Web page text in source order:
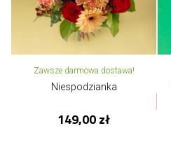
Zawsze darmowa dostawa!
Niespodzianka
149,00 zł